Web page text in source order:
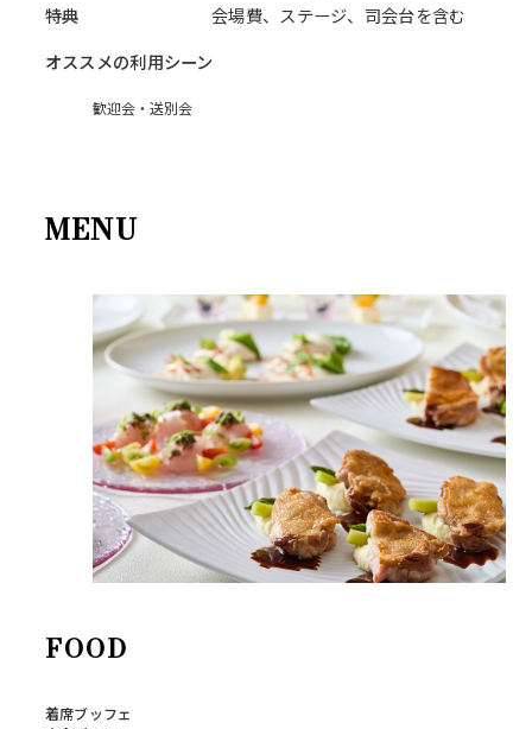
特典
会場費、ステージ、司会台を含む
オススメの利用シーン
歓迎会・送別会
MENU
FOOD
着席ブッフェ